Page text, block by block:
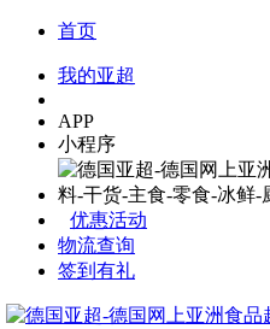
首页
我的亚超
APP
小程序
优惠活动
物流查询
签到有礼